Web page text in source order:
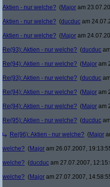
Aktien - nur welche? (Major am
Aktien - nur welche? (ducduc am
Aktien - nur welche? (Major am
Re(93): Aktien - nur welche? (ducduc
Re(94): Aktien - nur welche? (Major am
Re(93): Aktien - nur welche? (ducduc
Re(94): Aktien - nur welche? (Major am
Re(94): Aktien - nur welche? (Major am
Re(95): Aktien - nur welche? (ducduc
Re(96): Aktien - nur welche? (Major
welche? (Major am 26.07.2007,
welche? (ducduc am 27.07.2007,
welche? (Major am 27.07.2007,